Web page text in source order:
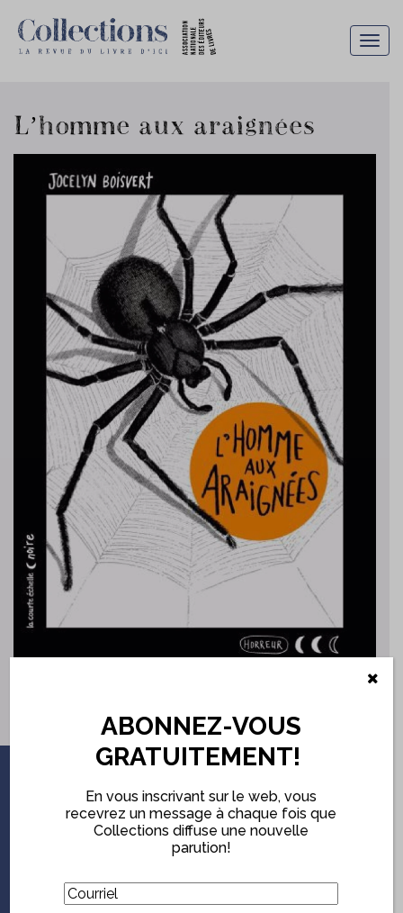
L’homme aux araignées
ABONNEZ-VOUS
GRATUITEMENT!
(Nécessaire)
ABONNEZ-VOUS
GRATUITEMENT!
En vous inscrivant sur le web, vous
recevrez un message à chaque fois que
Collections diffuse une nouvelle
parution!
Courriel(Nécessaire)